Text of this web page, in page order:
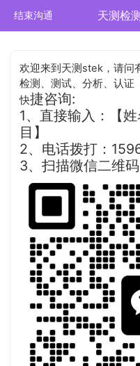
结束沟通 天测检
欢迎来到天测stek，请问
检测、测试、分析、认证
快捷咨询:
1、直接输入：【
目】
2、电话拨打：
3、扫描微信二维